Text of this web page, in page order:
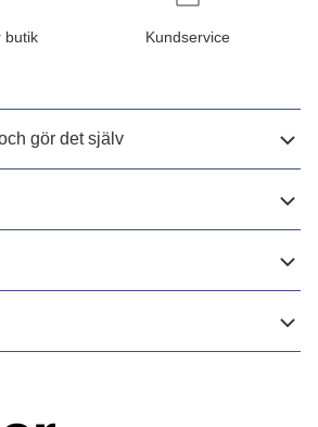
butik Kundservice
gör det själv